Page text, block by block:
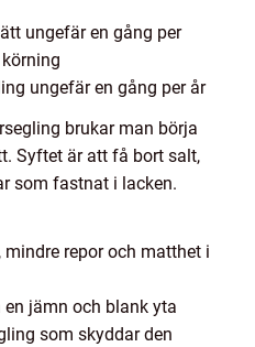
ungefär en gång per
ungefär en gång per år
brukar man börja
Syftet är att få bort salt,
som fastnat i lacken.
repor och matthet i
jämn och blank yta
som skyddar den